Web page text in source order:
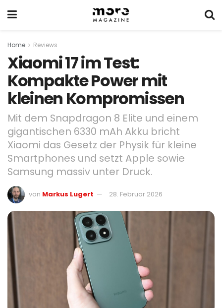
Home Reviews
Xiaomi 17 im Test:
Kompakte Power mit
kleinen Kompromissen
Mit dem Snapdragon 8 Elite und einem
gigantischen 6330 mAh Akku bricht
Xiaomi das Gesetz der Physik für kleine
Smartphones und setzt Apple sowie
Samsung massiv unter Druck.
von Markus Lugert 28. Februar 2026